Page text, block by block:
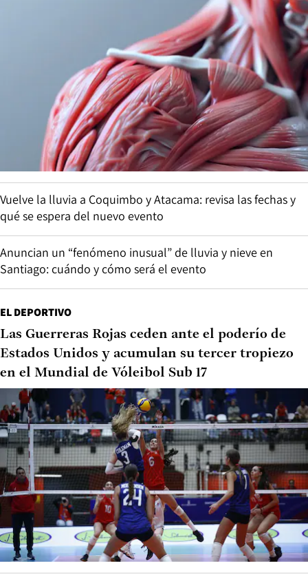
Vuelve la lluvia a Coquimbo y Atacama: revisa las fechas y
qué se espera del nuevo evento
Anuncian un “fenómeno inusual” de lluvia y nieve en
Santiago: cuándo y cómo será el evento
EL DEPORTIVO
Las Guerreras Rojas ceden ante el poderío de
Estados Unidos y acumulan su tercer tropiezo
en el Mundial de Vóleibol Sub 17